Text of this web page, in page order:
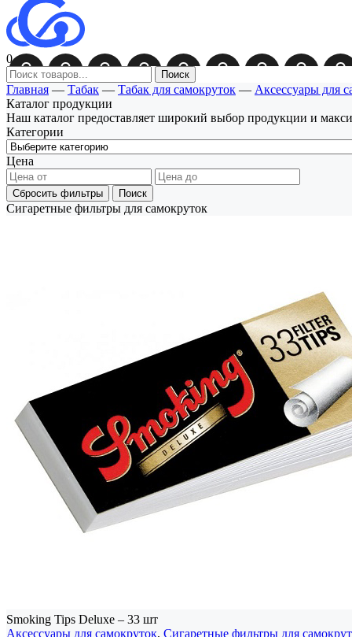
0
Поиск
Главная — Табак — Табак для самокруток — Аксессуары для
Каталог продукции
Наш каталог предоставляет широкий выбор продукции и
Категории
Цена
Сбросить фильтры Поиск
Сигаретные фильтры для самокруток
Smoking Tips Deluxe – 33 шт
Аксессуары для самокруток, Сигаретные фильтры для